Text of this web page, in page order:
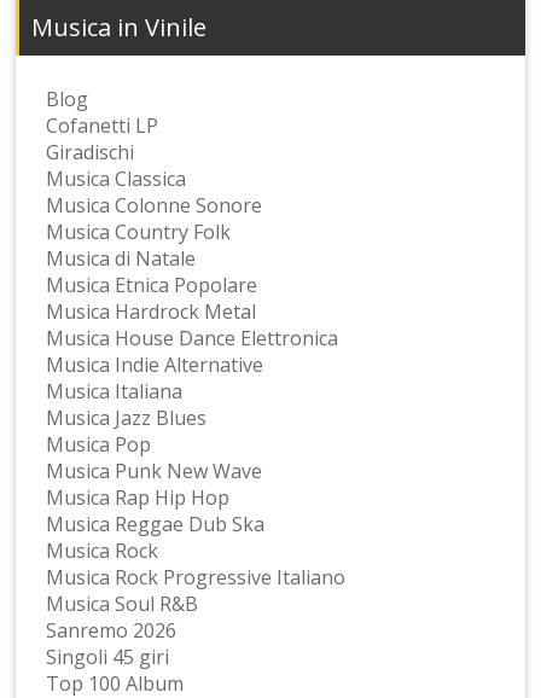
Musica in Vinile
Blog
Cofanetti LP
Giradischi
Musica Classica
Musica Colonne Sonore
Musica Country Folk
Musica di Natale
Musica Etnica Popolare
Musica Hardrock Metal
Musica House Dance Elettronica
Musica Indie Alternative
Musica Italiana
Musica Jazz Blues
Musica Pop
Musica Punk New Wave
Musica Rap Hip Hop
Musica Reggae Dub Ska
Musica Rock
Musica Rock Progressive Italiano
Musica Soul R&B
Sanremo 2026
Singoli 45 giri
Top 100 Album